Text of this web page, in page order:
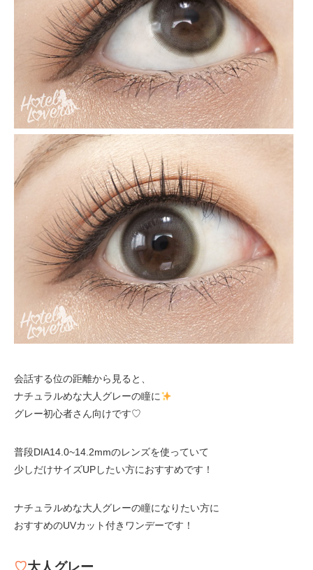
会話する位の距離から見ると、
ナチュラルめな大人グレーの瞳に
グレー初心者さん向けです♡
普段DIA14.0~14.2mmのレンズを使っていて
少しだけサイズUPしたい方におすすめです！
ナチュラルめな大人グレーの瞳になりたい方に
おすすめのUVカット付きワンデーです！
♡大人グレー